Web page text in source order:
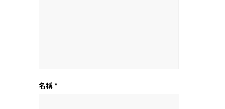
名稱 *